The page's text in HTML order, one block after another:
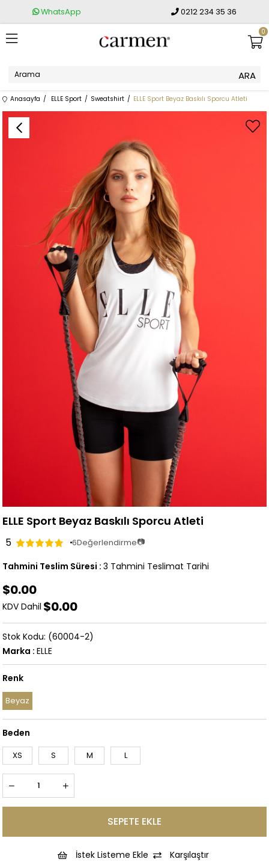
WhatsApp 0212 234 35 36
0
Anasayfa ELLE Sport Sweatshirt ELLE Sport Beyaz Baskılı Sporcu Atleti
ELLE Sport Beyaz Baskılı Sporcu Atleti
5 6Değerlendirme📷
Tahmini Teslim Süresi : 3 Tahmini Teslimat Tarihi
$0.00
KDV Dahil $0.00
(60004-2)
Marka : ELLE
Renk
Beyaz
Beden
XS S M L
İstek Listeme Ekle
Karşılaştır